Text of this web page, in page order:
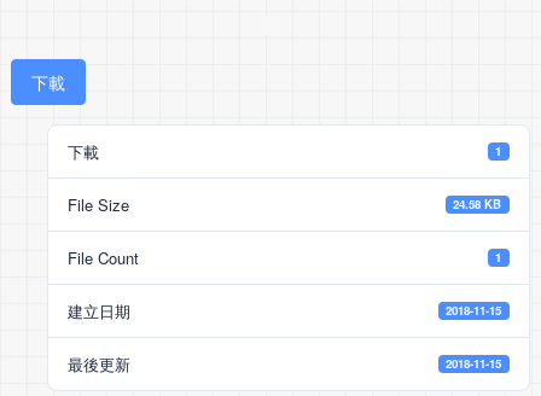
下載
下載 1
File Size 24.58 KB
File Count 1
建立日期 2018-11-15
最後更新 2018-11-15